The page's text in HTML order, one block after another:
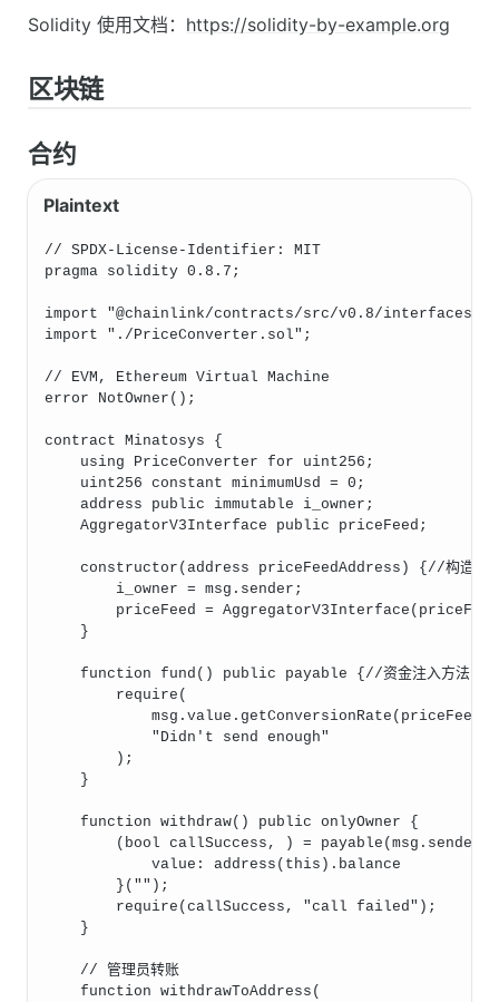
Solidity 使用文档： https://solidity-by-example.org
区块链
合约
// SPDX-License-Identifier: MIT
pragma solidity 0.8.7;
import "@chainlink/contracts/src/v0.8/interfaces/
import "./PriceConverter.sol";
// EVM, Ethereum Virtual Machine
error NotOwner();
contract Minatosys {
    using PriceConverter for uint256;
    uint256 constant minimumUsd = 0;
    address public immutable i_owner;
    AggregatorV3Interface public priceFeed;
constructor(address priceFeedAddress) {//构造，合
        i_owner = msg.sender;
priceFeed =
    }
    function fund() public payable {//资金注入方法
        require(
msg.value.getConversionRate(priceFeed) >
            "Didn't send enough"
        );
    }
    function withdraw() public onlyOwner {
(bool callSuccess, ) =
            value: address(this).balance
        }("");
        require(callSuccess, "call failed");
    }
    // 管理员转账
    function withdrawToAddress(